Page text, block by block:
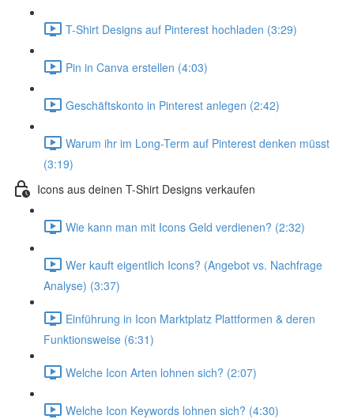
T-Shirt Designs auf Pinterest hochladen (3:29)
Pin in Canva erstellen (4:03)
Geschäftskonto in Pinterest anlegen (2:42)
Warum ihr im Long-Term auf Pinterest denken müsst
(3:19)
Icons aus deinen T-Shirt Designs verkaufen
Wie kann man mit Icons Geld verdienen? (2:32)
Wer kauft eigentlich Icons? (Angebot vs. Nachfrage
Analyse) (3:37)
Einführung in Icon Marktplatz Plattformen & deren
Funktionsweise (6:31)
Welche Icon Arten lohnen sich? (2:07)
Welche Icon Keywords lohnen sich? (4:30)